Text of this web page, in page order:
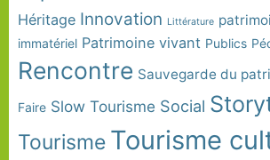
Héritage Innovation Littérature
immatériel Patrimoine vivant Publics
Rencontre Sauvegarde du
Faire Slow Tourisme Social
Tourisme Tourisme